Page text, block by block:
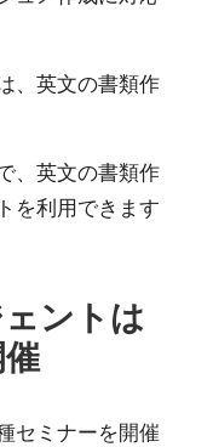
、英文の書類作
、英文の書類作
を利用できます
ントは
セミナーを開催